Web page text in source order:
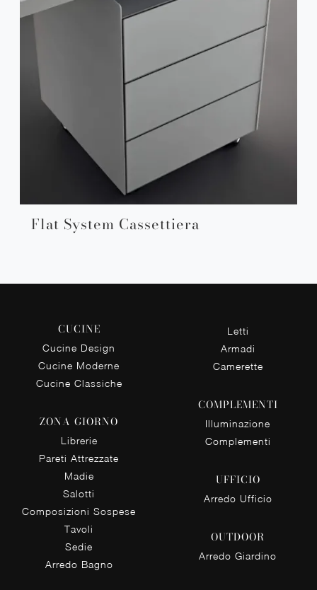
Flat System Cassettiera
CUCINE
Cucine Design
Cucine Moderne
Cucine Classiche
ZONA GIORNO
Librerie
Pareti Attrezzate
Madie
Salotti
Composizioni Sospese
Tavoli
Sedie
Arredo Bagno
Letti
Armadi
Camerette
COMPLEMENTI
Illuminazione
Complementi
UFFICIO
Arredo Ufficio
OUTDOOR
Arredo Giardino